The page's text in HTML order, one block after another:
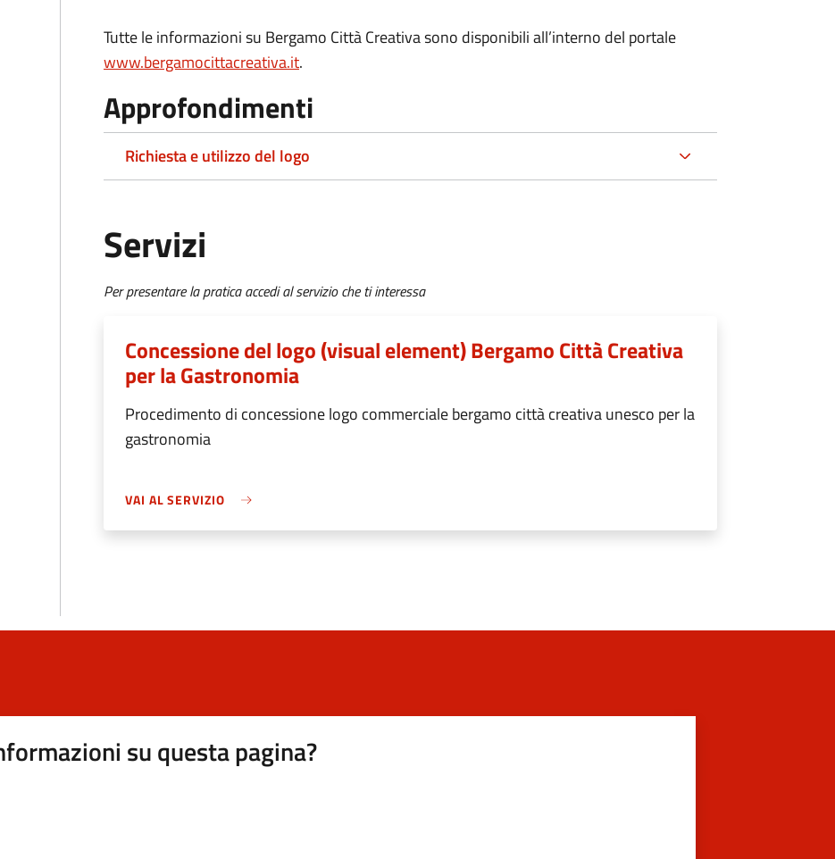
Tutte le informazioni su Bergamo Città Creativa sono disponibili all’interno del portale
www.bergamocittacreativa.it.
Approfondimenti
Richiesta e utilizzo del logo
Servizi
Per presentare la pratica accedi al servizio che ti interessa
Concessione del logo (visual element) Bergamo Città Creativa
per la Gastronomia
Procedimento di concessione logo commerciale bergamo città creativa unesco per la
gastronomia
VAI AL SERVIZIO
su questa pagina?